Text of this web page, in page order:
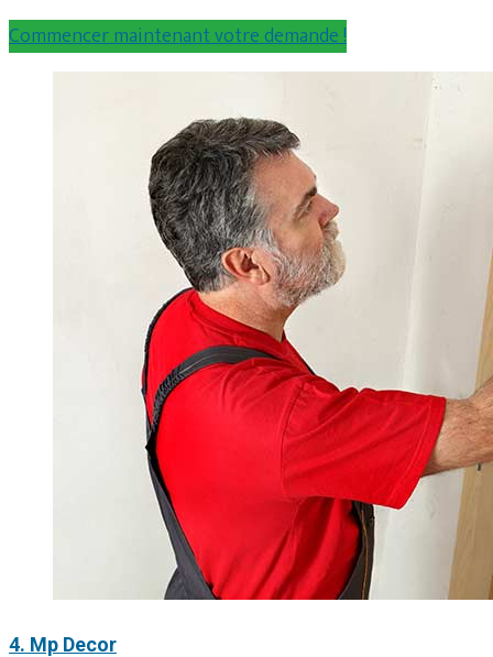
Commencer maintenant votre demande !
4. Mp Decor